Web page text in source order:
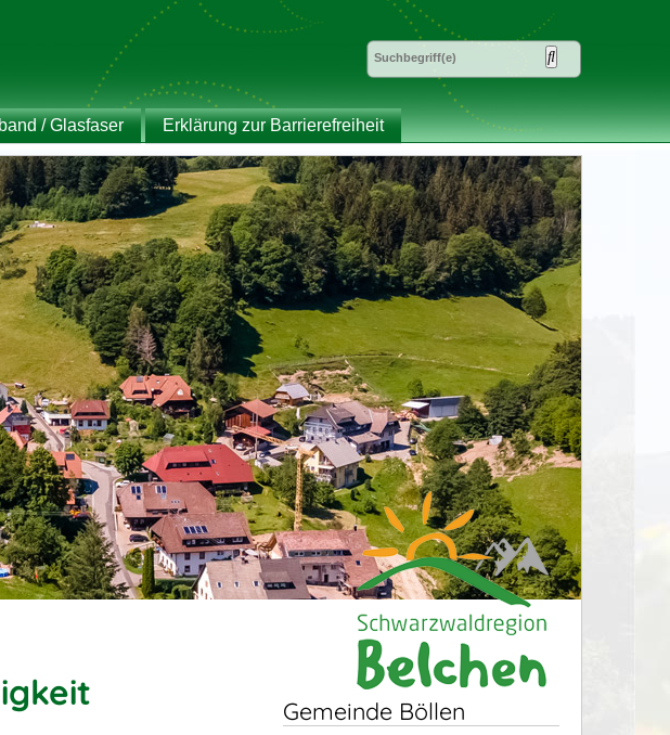
/ Glasfaser Erklärung zur Barrierefreiheit
Gemeinde Böllen